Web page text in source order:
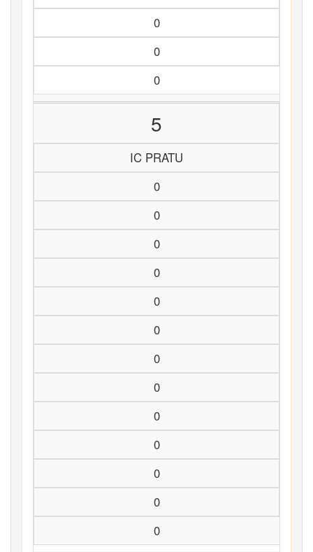
0
0
0
5
IC PRATU
0
0
0
0
0
0
0
0
0
0
0
0
0